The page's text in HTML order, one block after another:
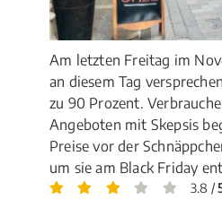
Am letzten Freitag im
an diesem Tag
zu 90 Prozent.
Angeboten mit Skepsis
Preise vor der
um sie am Black Friday
3.8 /